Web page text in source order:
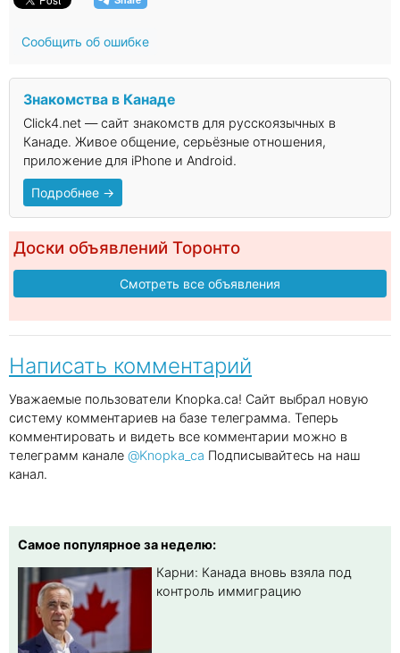
Сообщить об ошибке
Знакомства в Канаде
Click4.net — сайт знакомств для русскоязычных в
Канаде. Живое общение, серьёзные отношения,
приложение для iPhone и Android.
Подробнее →
Доски объявлений Торонто
Смотреть все объявления
Написать комментарий
Уважаемые пользователи Knopka.ca! Сайт выбрал новую
систему комментариев на базе телеграмма. Теперь
комментировать и видеть все комментарии можно в
телеграмм канале @Knopka_ca Подписывайтесь на наш
канал.
Самое популярное за неделю:
Карни: Канада вновь взяла под
контроль иммиграцию